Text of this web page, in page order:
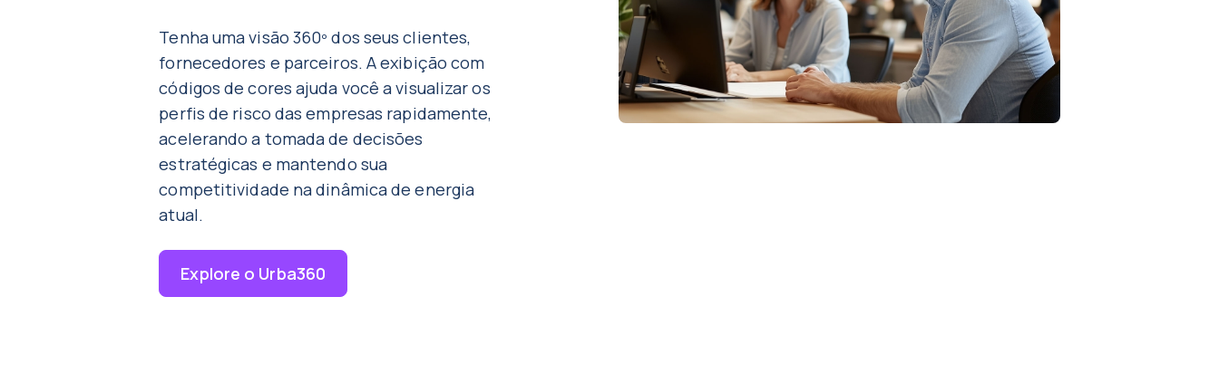
Tenha uma visão 360º dos seus clientes,
fornecedores e parceiros. A exibição com
códigos de cores ajuda você a visualizar os
perfis de risco das empresas rapidamente,
acelerando a tomada de decisões
estratégicas e mantendo sua
competitividade na dinâmica de energia
atual.
Explore o Urba360